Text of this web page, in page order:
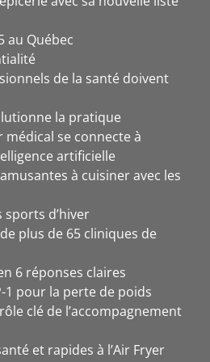
au Québec
de la santé doivent
la pratique
se connecte à
artificielle
à cuisiner avec les
d’hiver
plus de 65 cliniques de
6 réponses claires
1 pour la perte de poids
clé de l’accompagnement
et rapides à l’Air Fryer